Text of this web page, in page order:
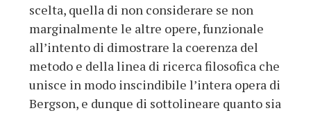
scelta, quella di non considerare se non
marginalmente le altre opere, funzionale
all’intento di dimostrare la coerenza del
metodo e della linea di ricerca filosofica che
unisce in modo inscindibile l’intera opera di
Bergson, e dunque di sottolineare quanto sia